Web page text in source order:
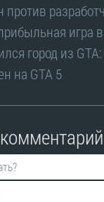
игра
город из
на GTA 5